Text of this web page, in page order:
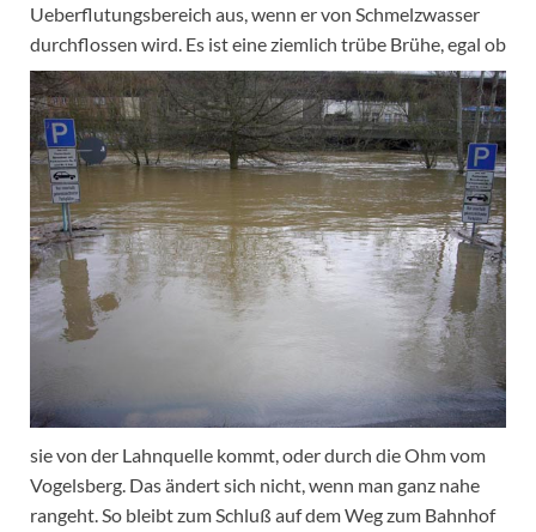
Ueberflutungsbereich aus, wenn er von Schmelzwasser
durchflossen wird. Es ist eine ziemlich trübe Brühe, egal ob
sie von der Lahnquelle kommt, oder durch die Ohm vom
Vogelsberg. Das ändert sich nicht, wenn man ganz nahe
rangeht. So bleibt zum Schluß auf dem Weg zum Bahnhof